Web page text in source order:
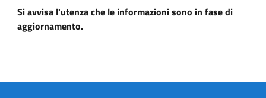
Si avvisa l'utenza che le informazioni sono in fase di
aggiornamento.